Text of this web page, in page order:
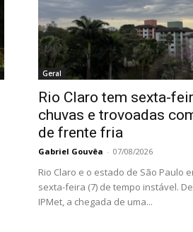
Geral
Rio Claro tem sexta-
chuvas e trovoadas
de frente fria
Gabriel Gouvêa - 07/08/2026
Rio Claro e o estado de São Paulo
sexta-feira (7) de tempo instável.
IPMet, a chegada de uma...